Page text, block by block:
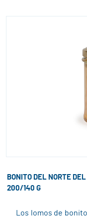
BONITO DEL NORTE
200/140 G
Los lomos de